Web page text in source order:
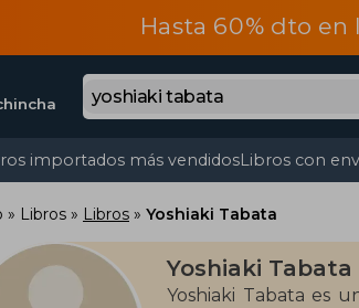
Hasta 60% dto
importados más vendidosLibros con
Libros Libros Yoshiaki Tabata
Yoshiaki Tabata
Yoshiaki Tabata es